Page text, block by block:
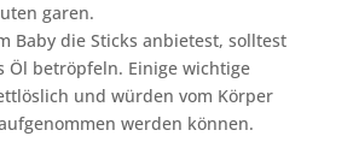
garen.
Baby die Sticks anbietest, solltest
Öl betröpfeln. Einige wichtige
und würden vom Körper
werden können.